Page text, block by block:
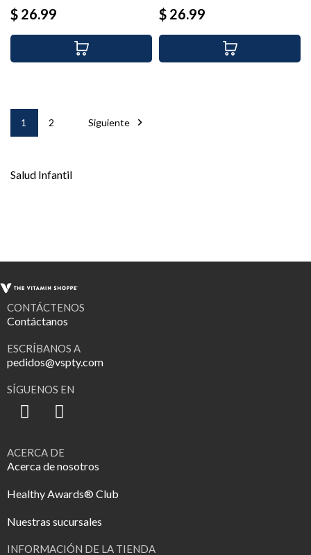
Precio
$ 26.99 Precio
$ 26.99
1 2 Siguiente 
Salud Infantil
CONTÁCTENOS
Contáctanos
ESCRÍBANOS A
pedidos@vspty.com
SÍGUENOS EN
ACERCA DE
Acerca de nosotros
Healthy Awards® Club
Nuestras sucursales
INFORMACIÓN DE LA TIENDA